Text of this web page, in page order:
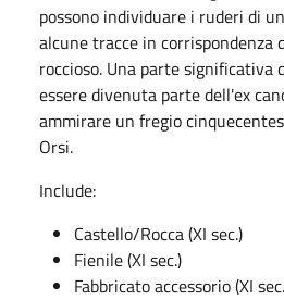
possono individuare i ruderi di
alcune tracce in corrispondenza
roccioso. Una parte significativa
essere divenuta parte dell'ex
ammirare un fregio
Orsi.
Include:
Castello/Rocca (XI sec.)
Fienile (XI sec.)
Fabbricato accessorio (XI